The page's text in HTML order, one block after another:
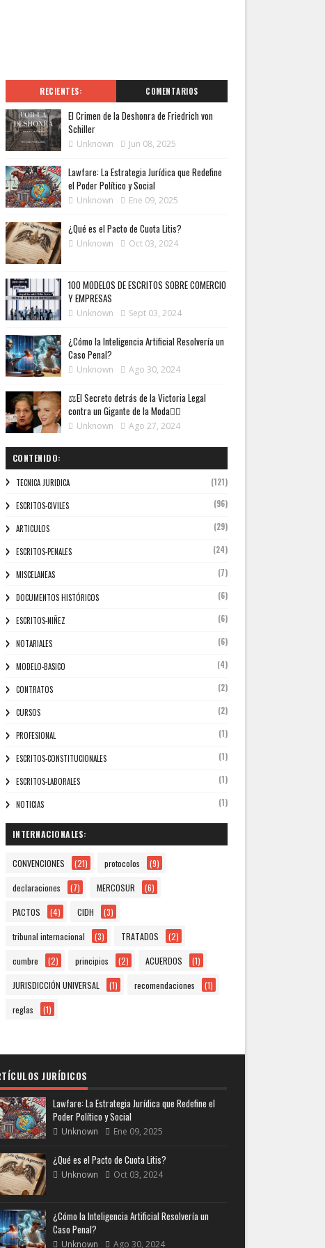
RECIENTES: COMENTARIOS
El Crimen de la Deshonra de Friedrich von
Schiller
Unknown Jun 08, 2025
Lawfare: La Estrategia Jurídica que Redefine
el Poder Político y Social
Unknown Ene 09, 2025
¿Qué es el Pacto de Cuota Litis?
Unknown Oct 03, 2024
100 MODELOS DE ESCRITOS SOBRE COMERCIO
Y EMPRESAS
Unknown Sept 03, 2024
¿Cómo la Inteligencia Artificial Resolvería un
Caso Penal?
Unknown Ago 30, 2024
⚖️El Secreto detrás de la Victoria Legal
contra un Gigante de la Moda👩‍⚖️
Unknown Ago 27, 2024
CONTENIDO:
TECNICA JURIDICA (121)
ESCRITOS-CIVILES (96)
ARTICULOS (29)
ESCRITOS-PENALES (24)
MISCELANEAS (7)
DOCUMENTOS HISTÓRICOS (6)
ESCRITOS-NIÑEZ (6)
NOTARIALES (6)
MODELO-BASICO (4)
CONTRATOS (2)
CURSOS (2)
PROFESIONAL (1)
ESCRITOS-CONSTITUCIONALES (1)
ESCRITOS-LABORALES (1)
NOTICIAS (1)
INTERNACIONALES:
CONVENCIONES (21) protocolos (9)
declaraciones (7) MERCOSUR (6)
PACTOS (4) CIDH (3)
tribunal internacional (3) TRATADOS (2)
cumbre (2) principios (2) ACUERDOS (1)
JURISDICCIÓN UNIVERSAL (1) recomendaciones (1)
reglas (1)
JURÍDICOS
Lawfare: La Estrategia Jurídica que Redefine el
Poder Político y Social
Unknown Ene 09, 2025
¿Qué es el Pacto de Cuota Litis?
Unknown Oct 03, 2024
¿Cómo la Inteligencia Artificial Resolvería un
Caso Penal?
Unknown Ago 30, 2024